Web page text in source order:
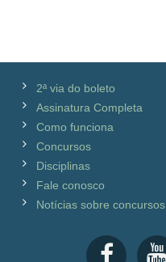
2ª via do boleto
Assinatura Completa
Como funciona
Concursos
Disciplinas
Fale conosco
Notícias sobre concursos